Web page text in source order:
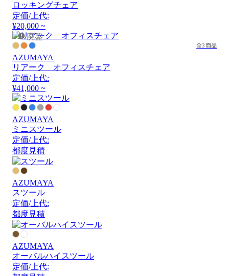
ロッキングチェア
定価/上代:
¥20,000 ~
廃盤
全3商品
AZUMAYA
リアーク オフィスチェア
定価/上代:
¥41,000 ~
AZUMAYA
ミニスツール
定価/上代:
都度見積
AZUMAYA
スツール
定価/上代:
都度見積
AZUMAYA
オーバルハイスツール
定価/上代: